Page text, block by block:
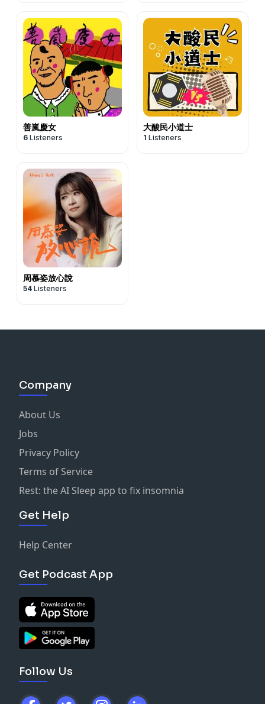
給那個最近很需要被「補一點光」的朋友吧。👇
#《仙姑行不行》綜合入口: https://portaly.cc/fairyokla
#《仙姑行不行》合作邀約請洽:
support@fairyokla.com
*緊急事件預約請加入官方Line並留下訊息:
https://lin.ee/O3VAaLk
*最新消息都在私密官方粉絲團: https://reurl.cc/Y8KMdn
*官方IG: https://reurl.cc/KM1ybq
白衣、有白色翅膀，看起來很年輕、很有活力，正站在那座
雕像旁等她。
於是我們隔天就臨時把行程改去金頭公園。到了現場，那棟
白色建築真的超像博物館；那座雕像，其實是希臘神話裡半
人馬涅索斯擄走赫拉克勒斯之妻的故事，肌肉線條充滿張
力。
我們一群人走到雕像旁，Alice 對 Kay 說：「妳先生翅膀打
開，從背後抱著妳。」
Kay，哭了。
的，有點像我們說的地基主，在他們以前住的里昂這一區守
護著。難怪我們一說要來里昂，他就知道了。😌）
🌲 天使樹：會「充電」的黎巴嫩雪松
金頭公園入口不遠處有一棵超大的黎巴嫩雪松，團員跑去抱
樹，說手放上去麻麻的，像被充電一樣。其他人也跟著跑去
摸，欸，真的有電流流進身體，好像整個人體力都被提升
了！Alice靜下心一看，畫面是白色的建築、好多天使，發
出白金色的光，在幫大家充電。
我們笑說：這根本是「天使樹」吧。（這種雪松文藝復興時
我們本來以為這是一趟香氛與美食之旅，結果走著走著，發
沒有真正離開。
的一對一諮詢。👇
#《仙姑行不行》合作邀約請洽:
*緊急事件預約請加入官方Line並留下訊息:
https://lin.ee/O3VAaLk
*官方IG: https://reurl.cc/KM1ybq
歡迎留言告訴我們：這幾個案例裡，你最有共鳴的是哪一
個？你覺得自己的靈魂，可能帶著什麼樣的行李來到這一
世？👇
#《仙姑行不行》綜合入口: https://portaly.cc/fairyokla
#《仙姑行不行》合作邀約請洽:
support@fairyokla.com
*緊急事件預約請加入官方Line並留下訊息:
https://lin.ee/O3VAaLk
*最新消息都在私密官方粉絲團: https://reurl.cc/Y8KMdn
*官方IG: https://reurl.cc/KM1ybq
善嵐慶女
6 Listeners
大酸民小道士
1 Listeners
周慕姿放心說
54 Listeners
Company
About Us
Jobs
Privacy Policy
Terms of Service
Rest: the AI Sleep app to fix insomnia
Get Help
Help Center
Get Podcast App
Follow Us